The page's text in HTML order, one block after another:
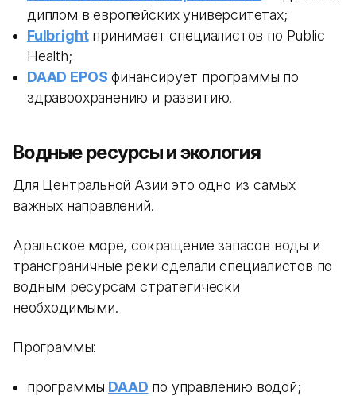
диплом в европейских университетах;
Fulbrightпринимает специалистов по Public
Health;
DAAD EPOS финансирует программы по
здравоохранению и развитию.
Водные ресурсы и экология
Для Центральной Азии это одно из самых
важных направлений.
Аральское море, сокращение запасов воды и
трансграничные реки сделали специалистов по
водным ресурсам стратегически
необходимыми.
Программы:
программы DAAD по управлению водой;